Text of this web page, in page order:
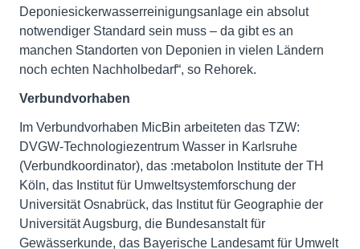
Deponiesickerwasserreinigungsanlage ein absolut
notwendiger Standard sein muss – da gibt es an
manchen Standorten von Deponien in vielen Ländern
noch echten Nachholbedarf“, so Rehorek.
Verbundvorhaben
Im Verbundvorhaben MicBin arbeiteten das TZW:
DVGW-Technologiezentrum Wasser in Karlsruhe
(Verbundkoordinator), das :metabolon Institute der TH
Köln, das Institut für Umweltsystemforschung der
Universität Osnabrück, das Institut für Geographie der
Universität Augsburg, die Bundesanstalt für
Gewässerkunde, das Bayerische Landesamt für Umwelt